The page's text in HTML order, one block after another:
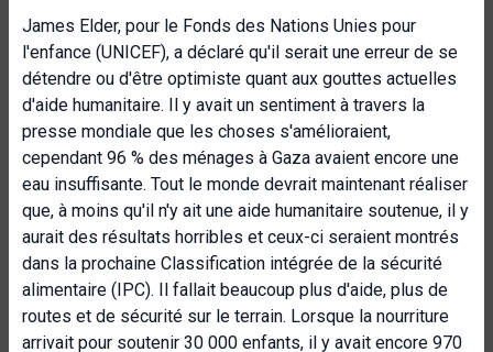
James Elder, pour le Fonds des Nations Unies pour
l'enfance (UNICEF), a déclaré qu'il serait une erreur de se
détendre ou d'être optimiste quant aux gouttes actuelles
d'aide humanitaire. Il y avait un sentiment à travers la
presse mondiale que les choses s'amélioraient,
cependant 96 % des ménages à Gaza avaient encore une
eau insuffisante. Tout le monde devrait maintenant réaliser
que, à moins qu'il n'y ait une aide humanitaire soutenue, il y
aurait des résultats horribles et ceux-ci seraient montrés
dans la prochaine Classification intégrée de la sécurité
alimentaire (IPC). Il fallait beaucoup plus d'aide, plus de
routes et de sécurité sur le terrain. Lorsque la nourriture
arrivait pour soutenir 30 000 enfants, il y avait encore 970